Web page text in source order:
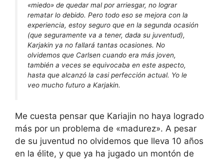
«miedo» de quedar mal por arriesgar, no lograr
rematar lo debido. Pero todo eso se mejora con la
experiencia, estoy seguro que en la segunda ocasión
(que seguramente va a tener, dada su juventud),
Karjakin ya no fallará tantas ocasiones. No
olvidemos que Carlsen cuando era más joven,
también a veces se equivocaba en este aspecto,
hasta que alcanzó la casi perfección actual. Yo le
veo mucho futuro a Karjakin.
Me cuesta pensar que Kariajin no haya logrado
más por un problema de «madurez». A pesar
de su juventud no olvidemos que lleva 10 años
en la élite, y que ya ha jugado un montón de